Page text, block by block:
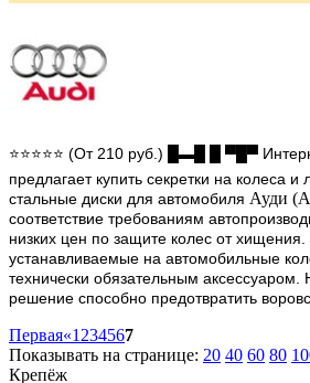
⭐⭐⭐⭐⭐ (От 210 руб.) █▬█ █ ▀█▀
предлагает купить секретки на колеса
стальные диски для автомобиля Ауди
соответствие требованиям
низких цен по защите колес от хищения.
устанавливаемые на автомобильные
технически обязательным аксессуаром.
решение способно предотвратить
Первая«1 234567
Показывать на странице: 20 40 60 80
Крепёж